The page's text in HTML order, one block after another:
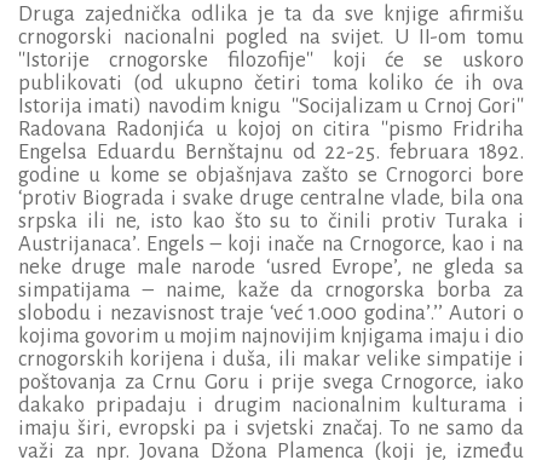
Druga zajednička odlika je ta da sve knjige afirmišu
crnogorski nacionalni pogled na svijet. U II-om tomu
''Istorije crnogorske filozofije'' koji će se uskoro
publikovati (od ukupno četiri toma koliko će ih ova
Istorija imati) navodim knigu ''Socijalizam u Crnoj Gori''
Radovana Radonjića u kojoj on citira ''pismo Fridriha
Engelsa Eduardu Bernštajnu od 22-25. februara 1892.
godine u kome se objašnjava zašto se Crnogorci bore
‘protiv Biograda i svake druge centralne vlade, bila ona
srpska ili ne, isto kao što su to činili protiv Turaka i
Austrijanaca’. Engels – koji inače na Crnogorce, kao i na
neke druge male narode ‘usred Evrope’, ne gleda sa
simpatijama – naime, kaže da crnogorska borba za
slobodu i nezavisnost traje ‘već 1.000 godina’.’’ Autori o
kojima govorim u mojim najnovijim knjigama imaju i dio
crnogorskih korijena i duša, ili makar velike simpatije i
poštovanja za Crnu Goru i prije svega Crnogorce, iako
dakako pripadaju i drugim nacionalnim kulturama i
imaju širi, evropski pa i svjetski značaj. To ne samo da
važi za npr. Jovana Džona Plamenca (koji je, između